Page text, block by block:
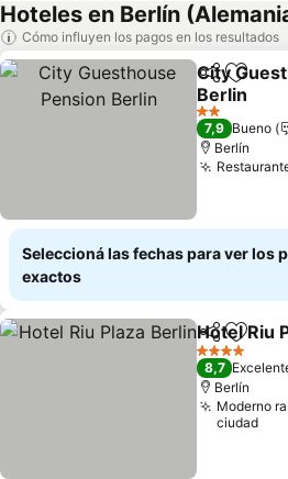
Hoteles en Berlín
Cómo influyen los pagos en los resultados
Compartir
City
Berlin
2 Estrellas
7,9 Bueno
Berlín
Seleccioná las fechas para ver los
exactos
Compartir
Hotel Riu
4 Estrellas
8,7
Berlín
Moderno
ciudad